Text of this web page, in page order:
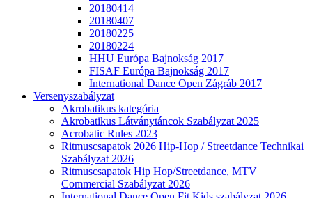
20180414
20180407
20180225
20180224
HHU Európa Bajnokság 2017
FISAF Európa Bajnokság 2017
International Dance Open Zágráb 2017
Versenyszabályzat
Akrobatikus kategória
Akrobatikus Látványtáncok Szabályzat 2025
Acrobatic Rules 2023
Ritmuscsapatok 2026 Hip-Hop / Streetdance Technikai
Szabályzat 2026
Ritmuscsapatok Hip Hop/Streetdance, MTV
Commercial Szabályzat 2026